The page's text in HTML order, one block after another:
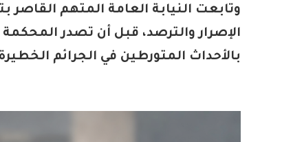
وتابعت النيابة العامة المتهم
الإصرار والترصد، قبل أن تصدر
بالأحداث المتورطين في الجرائم